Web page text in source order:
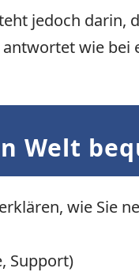
jedoch darin,
wie bei
Welt
wie Sie
Support)